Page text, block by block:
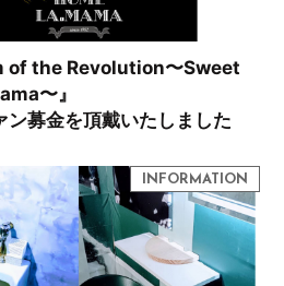
of the Revolution〜Sweet
〜』
ン募金を頂戴いたしました